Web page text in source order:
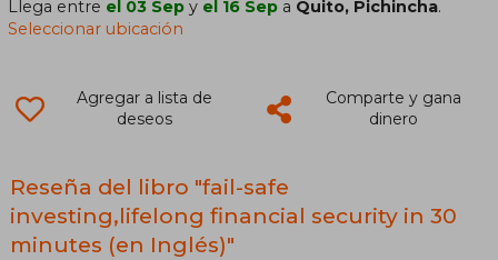
Llega entre el 03 Sep y el 16 Sep a Quito, Pichincha.
Seleccionar ubicación
Agregar a lista de
deseos
Comparte y gana
dinero
Reseña del libro "fail-safe
investing,lifelong financial security in 30
minutes (en Inglés)"